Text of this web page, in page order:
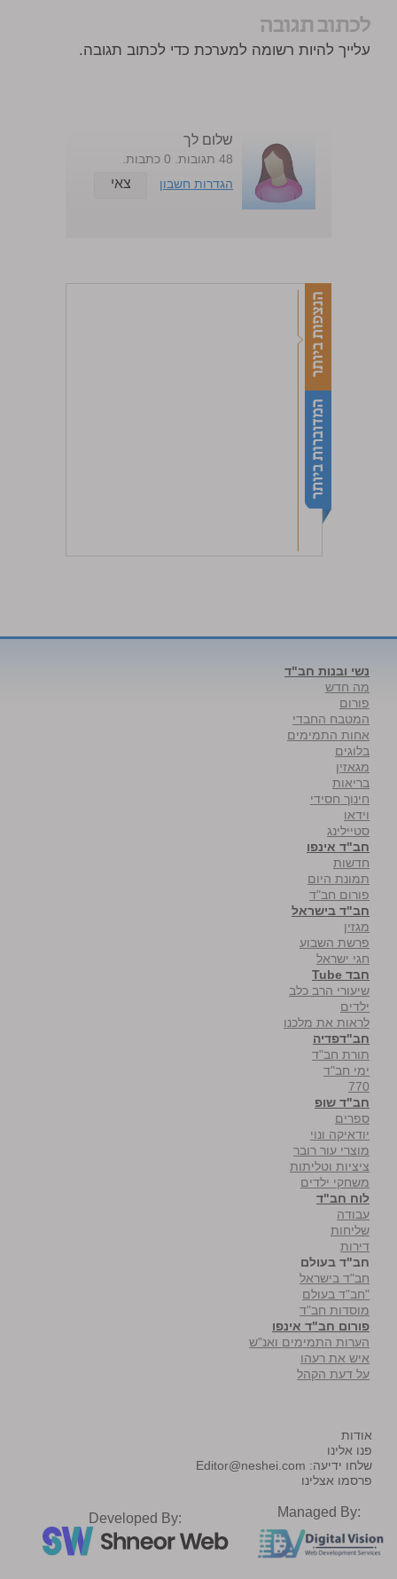
לכתוב תגובה
עלייך להיות רשומה למערכת כדי לכתוב תגובה.
שלום לך
48 תגובות. 0 כתבות.
הגדרות חשבון
צאי
נשי ובנות חב"ד
מה חדש
פורום
המטבח החבדי
אחות התמימים
בלוגים
מגאזין
בריאות
חינוך חסידי
וידאו
סטיילינג
חב"ד אינפו
חדשות
תמונת היום
פורום חב"ד
חב"ד בישראל
מגזין
פרשת השבוע
חגי ישראל
חבד Tube
שיעורי הרב כלב
ילדים
לראות את מלכנו
חב"דפדיה
תורת חב"ד
ימי חב"ד
770
חב"ד שופ
ספרים
יודאיקה ונוי
מוצרי עור רובר
ציציות וטליתות
משחקי ילדים
לוח חב"ד
עבודה
שליחות
דירות
חב"ד בעולם
חב"ד בישראל
"חב"ד בעולם
מוסדות חב"ד
פורום חב"ד אינפו
הערות התמימים ואנ"ש
איש את רעהו
על דעת הקהל
אודות
פנו אלינו
שלחו ידיעה: Editor@neshei.com
פרסמו אצלינו
Developed By: Managed By: